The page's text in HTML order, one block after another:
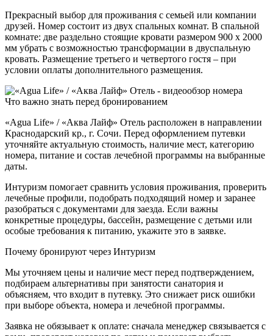
Прекрасный выбор для проживания с семьей или компании
друзей. Номер состоит из двух спальных комнат. В спальной
комнате: две раздельно стоящие кровати размером 900 х 2000
мм убрать с возможностью трансформации в двуспальную
кровать. Размещение третьего и четвертого гостя – при
условии оплаты дополнительного размещения.
Что важно знать перед бронированием
«Agua Life» / «Аква Лайф» Отель расположен в направлении
Краснодарский кр., г. Сочи. Перед оформлением путевки
уточняйте актуальную стоимость, наличие мест, категорию
номера, питание и состав лечебной программы на выбранные
даты.
Интуризм помогает сравнить условия проживания, проверить
лечебные профили, подобрать подходящий номер и заранее
разобраться с документами для заезда. Если важны
конкретные процедуры, бассейн, размещение с детьми или
особые требования к питанию, укажите это в заявке.
Почему бронируют через Интуризм
Мы уточняем цены и наличие мест перед подтверждением,
подбираем альтернативы при занятости санатория и
объясняем, что входит в путевку. Это снижает риск ошибки
при выборе объекта, номера и лечебной программы.
Заявка не обязывает к оплате: сначала менеджер связывается с